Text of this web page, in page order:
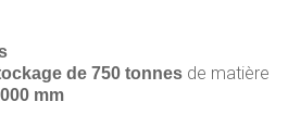
de 750 tonnes de matière
mm